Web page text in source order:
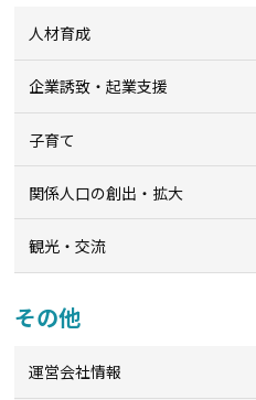
人材育成
企業誘致・起業支援
子育て
関係人口の創出・拡大
観光・交流
その他
運営会社情報